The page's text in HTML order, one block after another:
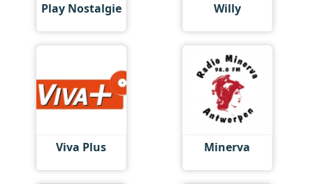
Play Nostalgie Willy
Viva Plus Minerva